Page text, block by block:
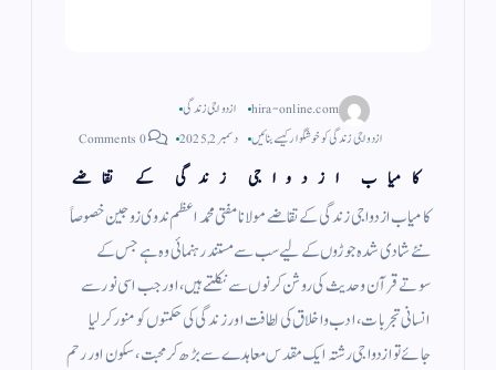
hira-online.com
ازدواجی زندگی
ازدواجی زندگی کو خوشگوار کیسے بنائیں
دسمبر 2, 2025 0 Comments
کامیاب ازدواجی زندگی کے تقاضے
کامیاب ازدواجی زندگی کے تقاضے مولانا مفتی محمد اعظم ندوی زوجین خصوصاََ
نئے شادی شدہ جوڑوں کے لیے سب سے مستند رہنمائی وہ ہے جس کے
سوتے قرآن وحدیث کی روشن کرنوں سے نکلتے ہیں، اور جب اسی نور سے
انسانی تجربات، ادب واخلاق کی لطافت اور زندگی کی حکمتوں کو منور کرلیا
جائے تو ازدواجی رشتہ ایک مقدس معاہدے سے بڑھ کر محبت، سکون اور رحم